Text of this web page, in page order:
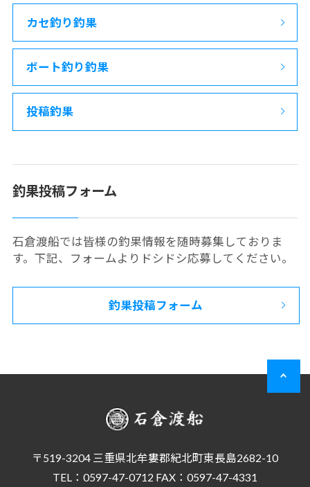
カセ釣り釣果
ボート釣り釣果
投稿釣果
釣果投稿フォーム
石倉渡船では皆様の釣果情報を随時募集しておりま
す。下記、フォームよりドシドシ応募してください。
釣果投稿フォーム
〒519-3204 三重県北牟婁郡紀北町東長島2682-10
TEL：0597-47-0712 FAX：0597-47-4331